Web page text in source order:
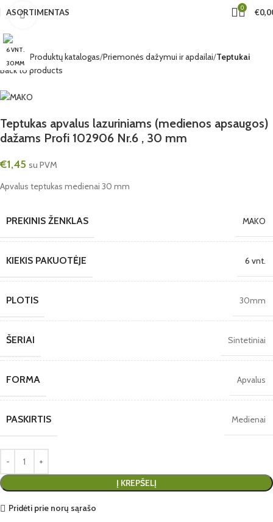
ASORTIMENTAS 0 €
6 VNT.
30MM
Click to enlarge
Produktų katalogas Priemonės dažymui ir apdailai Teptukai
Back to products
Teptukas apvalus lazuriniams (medienos apsaugos)
dažams Profi 102906 Nr.6 , 30 mm
€1,45 su PVM
Apvalus teptukas medienai 30 mm
PREKINIS ŽENKLAS MAKO
KIEKIS PAKUOTĖJE 6 vnt.
PLOTIS 30mm
ŠERIAI Sintetiniai
FORMA Apvalus
PASKIRTIS Medienai
Į KREPŠELĮ
Pridėti prie norų sąrašo